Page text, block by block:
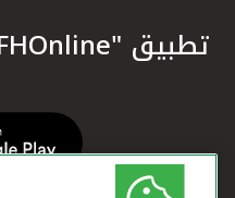
تطبيق "KFHOnline" للهواتف الذكية